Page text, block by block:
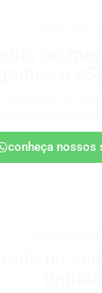
conheça nossos